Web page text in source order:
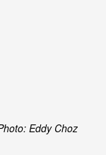
Eddy Choz